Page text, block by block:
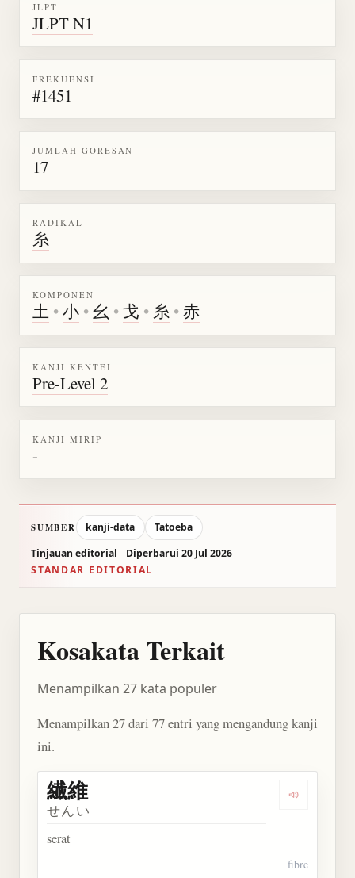
JLPT
JLPT N1
FREKUENSI
#1451
JUMLAH GORESAN
17
RADIKAL
糸
KOMPONEN
土 •小 •幺 •戈 • 糸 •赤
KANJI KENTEI
Pre-Level 2
KANJI MIRIP
-
SUMBER kanji-data
Tatoeba
Tinjauan editorial
Diperbarui 20 Jul 2026
STANDAR EDITORIAL
Kosakata Terkait
Menampilkan 27 kata populer
Menampilkan 27 dari 77 entri yang mengandung kanji
ini.
Dengarkan
繊維
せんい
serat
fibre